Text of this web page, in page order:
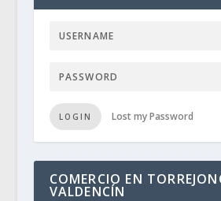
LOGIN Lost my Password
COMERCIO EN
VALDENCÍN